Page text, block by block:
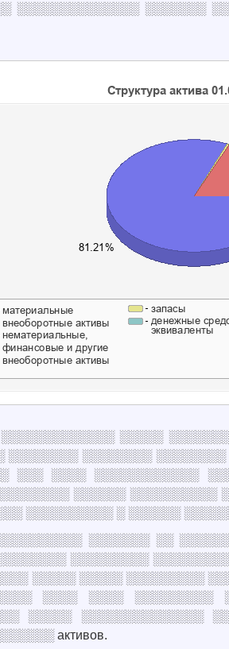
░░░░░░░░░░░░░░ ░░░░░░░
░░░░░░░░░░░░░ ░░░░░
░░░░░░░░ ░░░░░░░░
░░░ ░░░░ ░░░░░░░░░░░░
░░░░░░ ░░░░░░░░░░
░░░░░░░░░░ ░ ░░░░░░
░░░░░░░ ░░
░░░░░░░░░
░░░░░ ░░░░░ ░░░░░░░░░
░░░░ ░░░░ ░░░░░░░░░
░░░░░ ░░░░░░░░░░░░░░
активов.